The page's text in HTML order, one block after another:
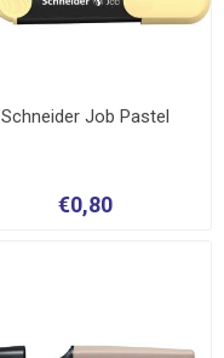
Schneider Job Pastel
€0,80